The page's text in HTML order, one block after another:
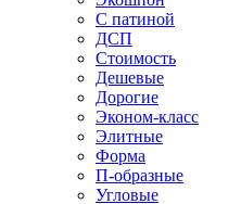
С патиной
ДСП
Стоимость
Дешевые
Дорогие
Эконом-класс
Элитные
Форма
П-образные
Угловые